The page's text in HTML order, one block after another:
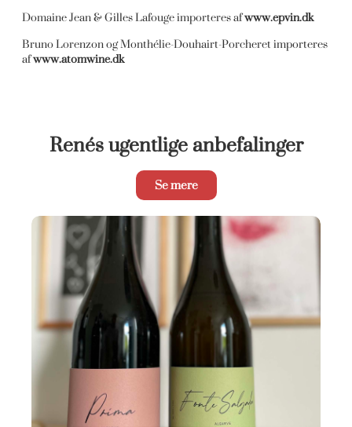
Domaine Jean & Gilles Lafouge importeres afwww.epvin.dk
Bruno Lorenzon og Monthélie-Douhairt-Porcheret importeres
afwww.atomwine.dk
Renés ugentlige anbefalinger
Se mere